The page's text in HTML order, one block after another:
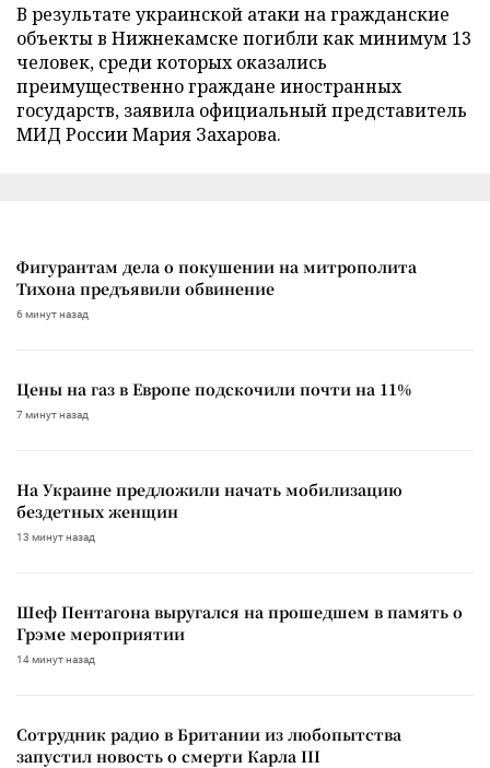
В результате украинской атаки на гражданские
объекты в Нижнекамске погибли как минимум 13
человек, среди которых оказались
преимущественно граждане иностранных
государств, заявила официальный представитель
МИД России Мария Захарова.
Фигурантам дела о покушении на митрополита
Тихона предъявили обвинение
6 минут назад
Цены на газ в Европе подскочили почти на 11%
7 минут назад
На Украине предложили начать мобилизацию
бездетных женщин
13 минут назад
Шеф Пентагона выругался на прошедшем в память о
Грэме мероприятии
14 минут назад
Сотрудник радио в Британии из любопытства
запустил новость о смерти Карла III